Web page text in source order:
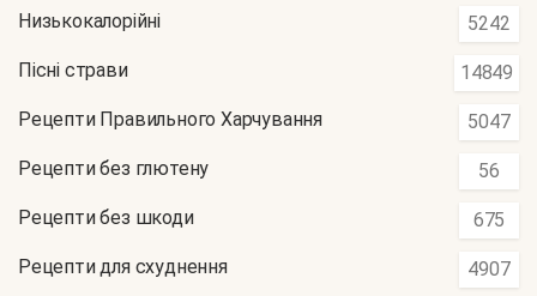
Низькокалорійні 5242
Пісні страви 14849
Рецепти Правильного Харчування 5047
Рецепти без глютену 56
Рецепти без шкоди 675
Рецепти для схуднення 4907